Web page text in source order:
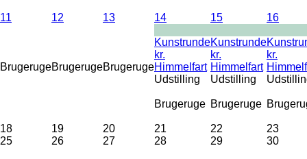
11 12 13 14 15 16
BrugerugeBrugerugeBrugeruge
Kunstrunde
kr.
Himmelfart
Udstilling
Brugeruge
Kunstrunde
kr.
Himmelfart
Udstilling
Brugeruge
kr.
18 19 20 21 22
23
25
26 27 28 29 30